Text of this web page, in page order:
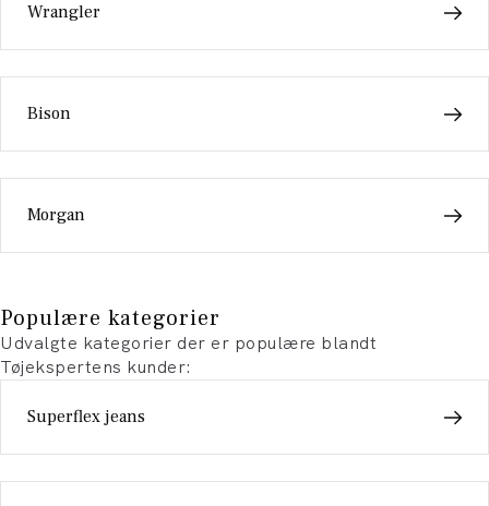
Wrangler
Bison
Morgan
Populære kategorier
Udvalgte kategorier der er populære blandt
Tøjekspertens kunder:
Superflex jeans